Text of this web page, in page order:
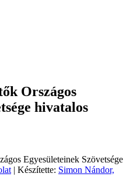
Országos
hivatalos
Egyesületeinek Szövetsége
| Készítette: Simon Nándor,